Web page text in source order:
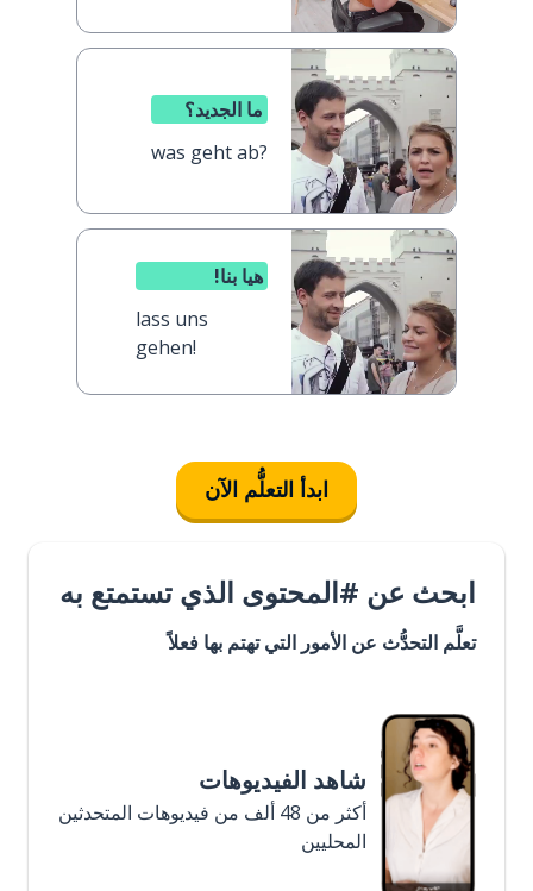
ما الجديد؟
was geht ab?
هيا بنا!
lass uns
gehen!
ابدأ التعلُّم الآن
ابحث عن #المحتوى الذي تستمتع به
تعلَّم التحدُّث عن الأمور التي تهتم بها فعلاً
شاهد الفيديوهات
أكثر من 48 ألف من فيديوهات المتحدثين
المحليين